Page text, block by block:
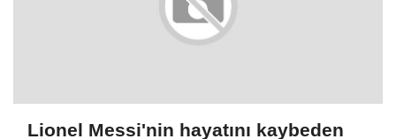
Lionel Messi'nin hayatını kaybeden